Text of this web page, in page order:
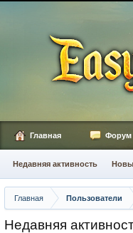
Главная Пользователи
Недавняя
Главная Форум
Недавняя активность